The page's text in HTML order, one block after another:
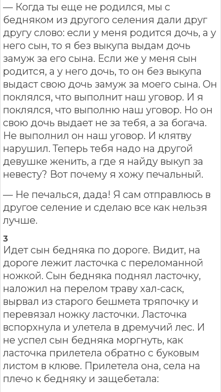
— Когда ты еще не родился, мы с
бедняком из другого селения дали друг
другу слово: если у меня родится дочь, а у
него сын, то я без выкупа выдам дочь
замуж за его сына. Если же у меня сын
родится, а у него дочь, то он без выкупа
выдаст свою дочь замуж за моего сына. Он
поклялся, что выполнит наш уговор. И я
поклялся, что выполню наш уговор. Но он
свою дочь выдает не за тебя, а за богача.
Не выполнил он наш уговор. И клятву
нарушил. Теперь тебя надо на другой
девушке женить, а где я найду выкуп за
невесту? Вот почему я хожу печальный.
— Не печалься, дада! Я сам отправлюсь в
другое селение и сделаю все как нельзя
лучше.
3
Идет сын бедняка по дороге. Видит, на
дороге лежит ласточка с переломанной
ножкой. Сын бедняка поднял ласточку,
наложил на перелом траву хал-саск,
вырвал из старого бешмета тряпочку и
перевязал ножку ласточки. Ласточка
вспорхнула и улетела в дремучий лес. И
не успел сын бедняка моргнуть, как
ласточка прилетела обратно с буковым
листом в клюве. Прилетела она, села на
плечо к бедняку и защебетала: